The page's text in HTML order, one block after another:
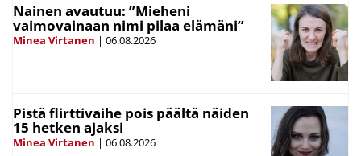
Nainen avautuu: ”Mieheni
vaimovainaan nimi pilaa elämäni”
Minea Virtanen | 06.08.2026
Pistä flirttivaihe pois päältä näiden
15 hetken ajaksi
Minea Virtanen | 06.08.2026